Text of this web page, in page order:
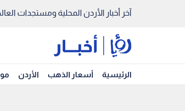
آخر أخبار الأردن المحلية ومستجدات
الرئيسية أسعار الذهب الأردن